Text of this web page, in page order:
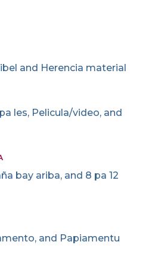
and Herencia material
les, Pelicula/video, and
bay ariba, and 8 pa 12
and Papiamentu